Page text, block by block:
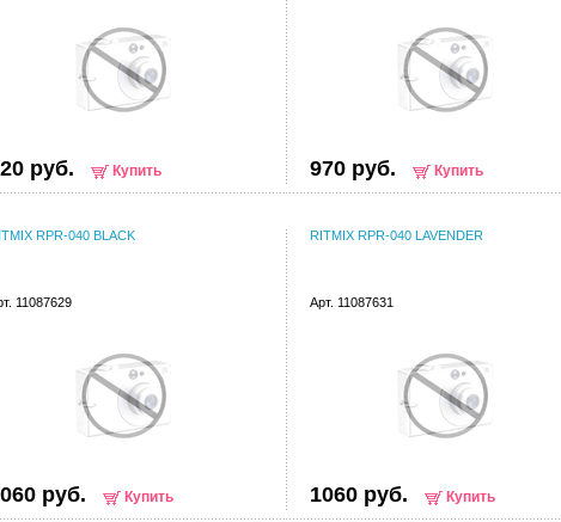
руб. Купить 970 руб. Купить
RPR-040 BLACK
11087629
руб. Купить
RITMIX RPR-040 LAVENDER
Арт. 11087631
1060 руб. Купить